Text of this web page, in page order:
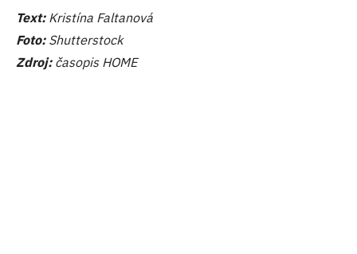
Text:Kristína Faltanová
Foto:Shutterstock
Zdroj:časopis HOME